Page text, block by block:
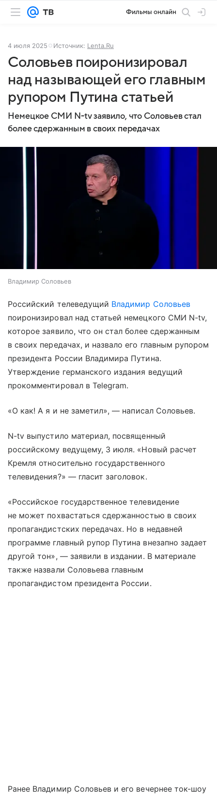
Фильмы онлайн
4 июля 2025 Источник: Lenta.Ru
Соловьев поиронизировал
над называющей его главным
рупором Путина статьей
Немецкое СМИ N-tv заявило, что Соловьев стал
более сдержанным в своих передачах
Владимир Соловьев
Российский телеведущий Владимир Соловьев
поиронизировал над статьей немецкого СМИ N-tv,
которое заявило, что он стал более сдержанным
в своих передачах, и назвало его главным рупором
президента России Владимира Путина.
Утверждение германского издания ведущий
прокомментировал в Telegram.
«О как! А я и не заметил», — написал Соловьев.
N-tv выпустило материал, посвященный
российскому ведущему, 3 июля. «Новый расчет
Кремля относительно государственного
телевидения?» — гласит заголовок.
«Российское государственное телевидение
не может похвастаться сдержанностью в своих
пропагандистских передачах. Но в недавней
программе главный рупор Путина внезапно задает
другой тон», — заявили в издании. В материале
также назвали Соловьева главным
пропагандистом президента России.
Ранее Владимир Соловьев и его вечернее ток-шоу